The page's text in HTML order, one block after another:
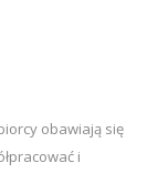
obawiają się
i